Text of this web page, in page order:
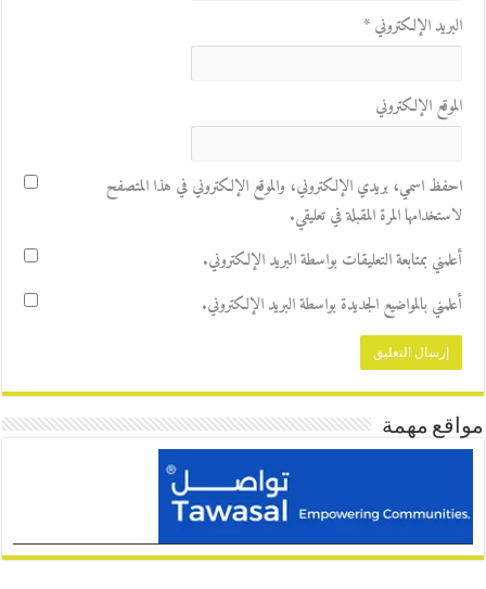
البريد الإلكتروني*
الموقع الإلكتروني
احفظ اسمي، بريدي الإلكتروني، والموقع الإلكتروني في هذا المتصفح
لاستخدامها المرة المقبلة في تعليقي.
أعلمني بمتابعة التعليقات بواسطة البريد الإلكتروني.
أعلمني بالمواضيع الجديدة بواسطة البريد الإلكتروني.
مواقع مهمة